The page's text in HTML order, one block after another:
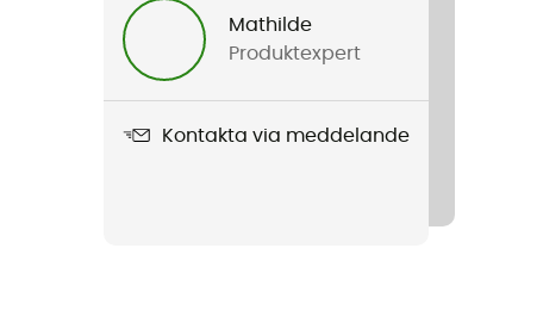
Mathilde
Produktexpert
Kontakta via meddelande